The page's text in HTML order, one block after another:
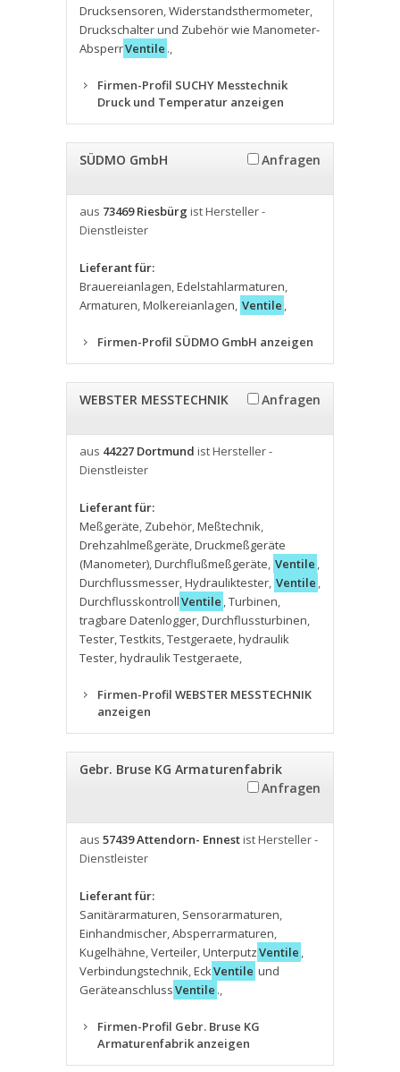
Drucksensoren,Widerstandsthermometer,
Druckschalter und Zubehör wie Manometer-
AbsperrVentile .,
Firmen-Profil SUCHY Messtechnik
Druck und Temperatur anzeigen
SÜDMO GmbH Anfragen
aus 73469 Riesbürg ist Hersteller -
Dienstleister
Lieferant für:
Brauereianlagen,Edelstahlarmaturen,
Armaturen,Molkereianlagen, Ventile ,
Firmen-Profil SÜDMO GmbH anzeigen
WEBSTER MESSTECHNIK Anfragen
aus 44227 Dortmund ist Hersteller -
Dienstleister
Lieferant für:
Meßgeräte, Zubehör,Meßtechnik,
Drehzahlmeßgeräte,Druckmeßgeräte
(Manometer),Durchflußmeßgeräte, Ventile ,
Durchflussmesser,Hydrauliktester, Ventile ,
DurchflusskontrollVentile ,Turbinen,
tragbare Datenlogger,Durchflussturbinen,
Tester,Testkits,Testgeraete,hydraulik
Tester,hydraulik Testgeraete,
Firmen-Profil WEBSTER MESSTECHNIK
anzeigen
Gebr. Bruse KG Armaturenfabrik
Anfragen
aus 57439 Attendorn- Ennestist Hersteller -
Dienstleister
Lieferant für:
Sanitärarmaturen, Sensorarmaturen,
Einhandmischer,Absperrarmaturen,
Kugelhähne,Verteiler,UnterputzVentile ,
Verbindungstechnik,EckVentile und
GeräteanschlussVentile .,
Firmen-Profil Gebr. Bruse KG
Armaturenfabrik anzeigen